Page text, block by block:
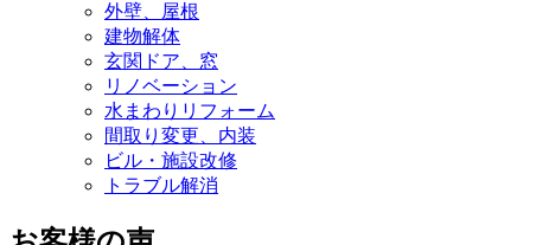
外壁、屋根
建物解体
玄関ドア、窓
リノベーション
水まわりリフォーム
間取り変更、内装
ビル・施設改修
トラブル解消